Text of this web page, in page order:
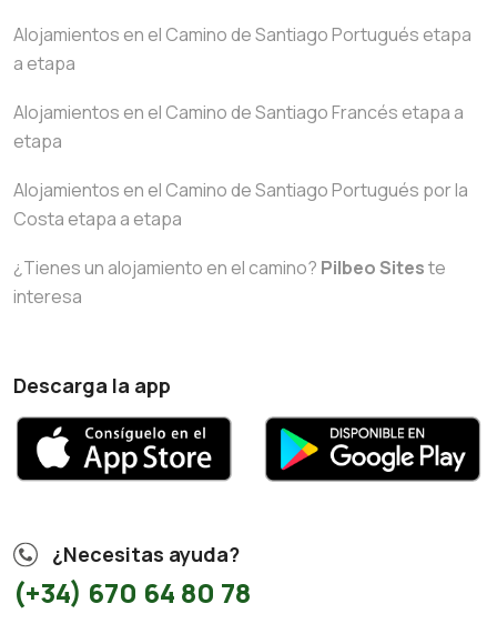
Alojamientos en el Camino de Santiago Portugués etapa
a etapa
Alojamientos en el Camino de Santiago Francés etapa a
etapa
Alojamientos en el Camino de Santiago Portugués por la
Costa etapa a etapa
¿Tienes un alojamiento en el camino? Pilbeo Siteste
interesa
Descarga la app
¿Necesitas ayuda?
(+34) 670 64 80 78